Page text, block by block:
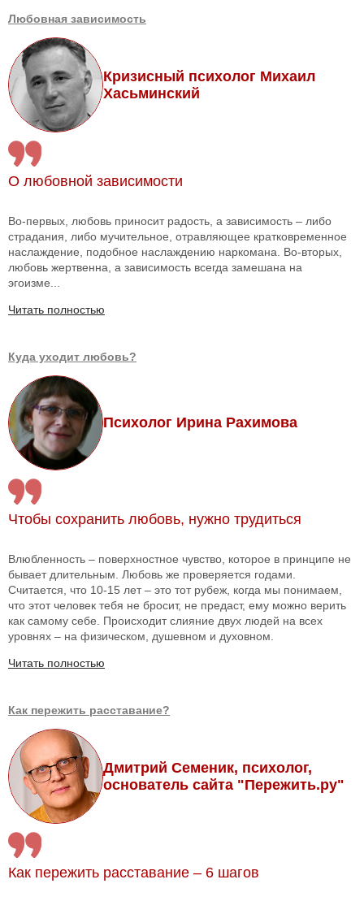
Любовная зависимость
Кризисный психолог Михаил
Хасьминский
О любовной зависимости
Во-первых, любовь приносит радость, а зависимость – либо
страдания, либо мучительное, отравляющее кратковременное
наслаждение, подобное наслаждению наркомана. Во-вторых,
любовь жертвенна, а зависимость всегда замешана на
эгоизме...
Читать полностью
Куда уходит любовь?
Психолог Ирина Рахимова
Чтобы сохранить любовь, нужно трудиться
Влюбленность – поверхностное чувство, которое в принципе не
бывает длительным. Любовь же проверяется годами.
Считается, что 10-15 лет – это тот рубеж, когда мы понимаем,
что этот человек тебя не бросит, не предаст, ему можно верить
как самому себе. Происходит слияние двух людей на всех
уровнях – на физическом, душевном и духовном.
Читать полностью
Как пережить расставание?
Дмитрий Семеник, психолог,
основатель сайта "Пережить.ру"
Как пережить расставание – 6 шагов